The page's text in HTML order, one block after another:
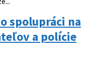
spolupráci na
a polície